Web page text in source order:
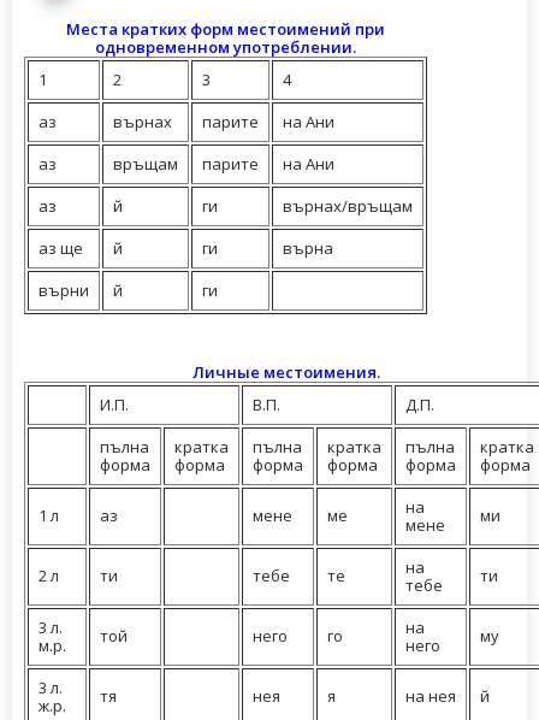
Места кратких форм местоимений при
одновременном употреблении.
1
2 3
4
аз
върнах парите
на Ани
аз
връщам парите
на Ани
аз
й ги
върнах/връщам
аз ще
й ги
върна
върни
й ги
Личные местоимения.
И.П.
В.П.
Д.П.
пълна
форма
кратка
форма
пълна
форма
кратка
форма
пълна
форма
кратка
форма
1 л аз мене ме
на
мене
ми
2 л ти тебе те
на
тебе
ти
3 л.
м.р.
той него го
на
него
му
3 л.
ж.р.
тя нея я на нея й